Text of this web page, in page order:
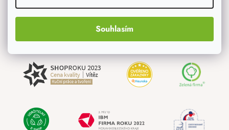
Souhlasím